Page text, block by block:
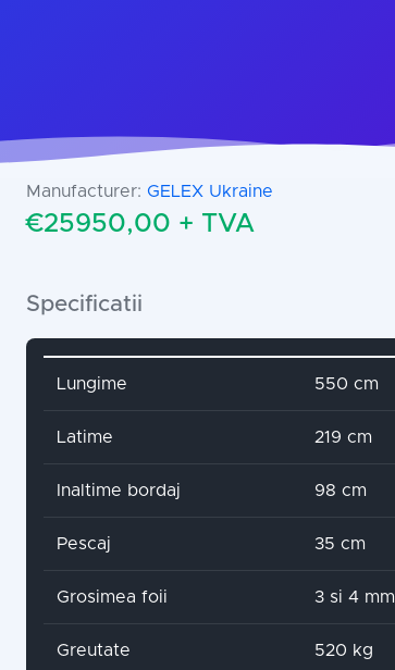
Manufacturer: GELEX Ukraine
€25950,00 + TVA
Specificatii
Attribute name Attribute value
Lungime 550 cm
Latime 219 cm
Inaltime bordaj 98 cm
Pescaj 35 cm
Grosimea foii 3 si 4 mm
Greutate 520 kg